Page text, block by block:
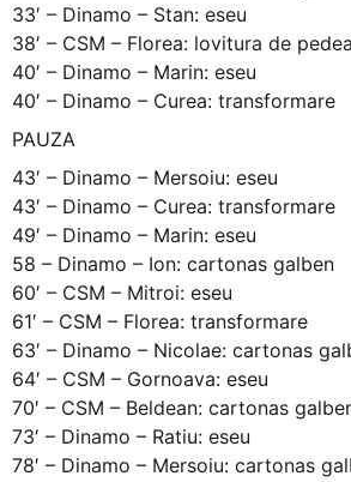
33′ – Dinamo – Stan: eseu
38′ – CSM – Florea: lovitura de
40′ – Dinamo – Marin: eseu
40′ – Dinamo – Curea: transformare
PAUZA
43′ – Dinamo – Mersoiu: eseu
43′ – Dinamo – Curea: transformare
49′ – Dinamo – Marin: eseu
58 – Dinamo – Ion: cartonas galben
60′ – CSM – Mitroi: eseu
61′ – CSM – Florea: transformare
63′ – Dinamo – Nicolae: cartonas
64′ – CSM – Gornoava: eseu
70′ – CSM – Beldean: cartonas
73′ – Dinamo – Ratiu: eseu
78′ – Dinamo – Mersoiu: cartonas